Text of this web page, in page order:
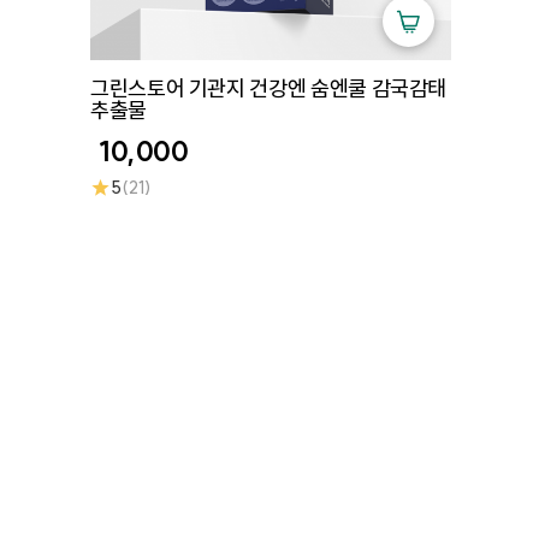
그린스토어 기관지 건강엔 숨엔쿨 감국감태
추출물
10,000
★5(21)